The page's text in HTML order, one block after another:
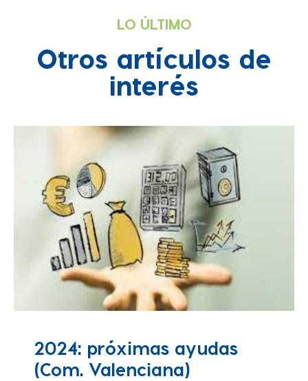
LO ÚLTIMO
Otros artículos de
interés
2024: próximas ayudas
(Com. Valenciana)